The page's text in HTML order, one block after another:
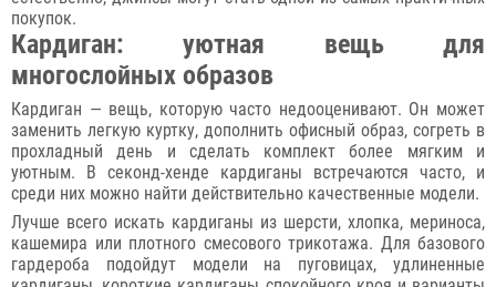
покупок.
Кардиган: уютная вещь для
многослойных образов
Кардиган — вещь, которую часто недооценивают. Он может
заменить легкую куртку, дополнить офисный образ, согреть в
прохладный день и сделать комплект более мягким и
уютным. В секонд-хенде кардиганы встречаются часто, и
среди них можно найти действительно качественные модели.
Лучше всего искать кардиганы из шерсти, хлопка, мериноса,
кашемира или плотного смесового трикотажа. Для базового
гардероба подойдут модели на пуговицах, удлиненные